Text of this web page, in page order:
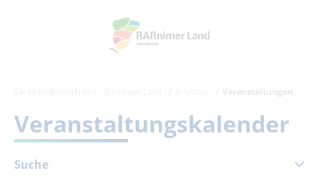
Veranstaltungen
Veranstaltungskalender
Suche